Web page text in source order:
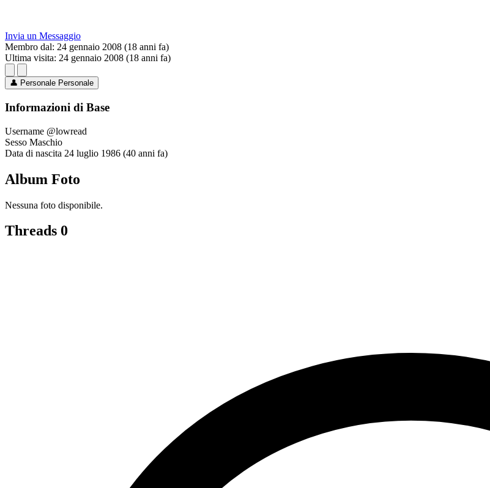
Invia un Messaggio
Membro dal: 24 gennaio 2008 (18 anni fa)
Ultima visita: 24 gennaio 2008 (18 anni fa)
👤 Personale Personale
Informazioni di Base
Username @lowread
Sesso Maschio
Data di nascita 24 luglio 1986 (40 anni fa)
Album Foto
Nessuna foto disponibile.
Threads 0